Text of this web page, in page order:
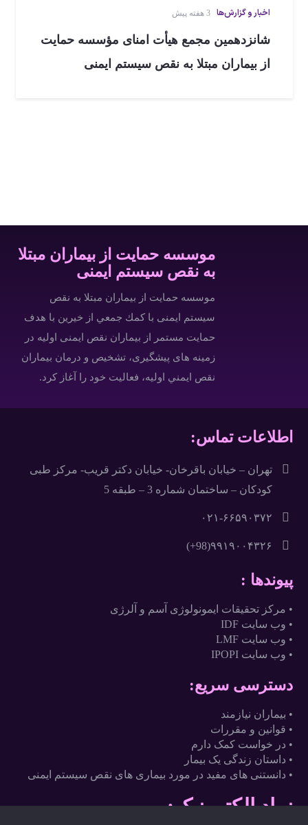
اخبار و گزارش‌ها 3 هفته پیش
شانزدهمین مجمع هیأت امنای مؤسسه حمایت
از بیماران مبتلا به نقص سیستم ایمنی
موسسه حمایت از بیماران مبتلا
به نقص سیستم ایمنی
موسسه حمایت از بیماران مبتلا به نقص
سیستم ایمنی با كمك جمعي از خيرين با هدف
حمایت مستمر از بیماران نقص ایمنی اولیه در
زمینه های پیشگیری، تشخیص و درمان بيماران
نقص ايمني اوليه، فعاليت خود را آغاز كرد.
اطلاعات تماس:
تهران – خيابان باقرخان- خيابان دکتر قريب- مرکز طبی
کودکان – ساختمان شماره 3 – طبقه 5
۶۶۵۹۰۳۷۲-٠٢١
۹۹۱۹۰۰۴۳۲۶(98+)
پیوندها :
• مرکز تحقیقات ایمونولوژی آسم و آلرژی
• وب سایت IDF
• وب سایت LMF
• وب سایت IPOPI
دسترسی سریع:
• بیماران نیازمند
• قوانین و مقررات
• در خواست کمک دارم
• داستان زندگی یک بیمار
• دانستنی های مفید در مورد بیماری های نقص سیستم ایمنی
نماد الکترونیک: